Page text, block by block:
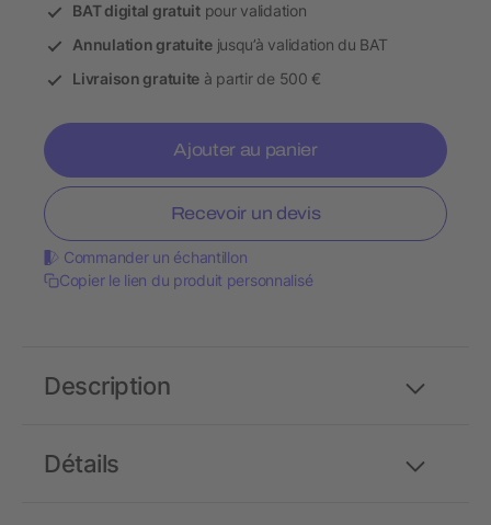
BAT digital gratuitpour validation
Annulation gratuitejusqu’à validation du BAT
Livraison gratuite à partir de 500 €
Ajouter au panier
Recevoir un devis
Commander un échantillon
Copier le lien du produit personnalisé
Détails
Description